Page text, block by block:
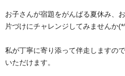
お子さんが宿題をがんばる夏休み、
片づけにチャレンジしてみませんか
私が丁寧に寄り添って伴走しますの
いただけます。